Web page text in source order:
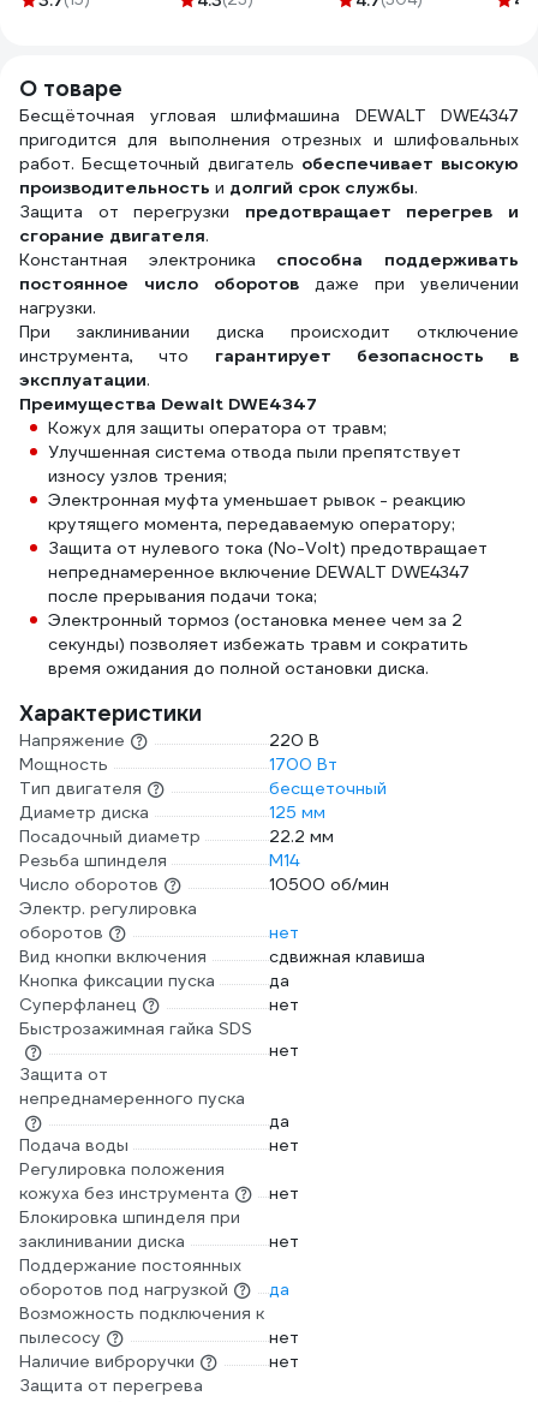
О товаре
Бесщёточная угловая шлифмашина DEWALT DWE4347
пригодится для выполнения отрезных и шлифовальных
работ. Бесщеточный двигатель обеспечивает высокую
производительность и долгий срок службы.
Защита от перегрузки предотвращает перегрев и
сгорание двигателя.
Константная электроника способна поддерживать
постоянное число оборотов даже при увеличении
нагрузки.
При заклинивании диска происходит отключение
инструмента, что гарантирует безопасность в
эксплуатации.
Преимущества Dewalt DWE4347
Кожух для защиты оператора от травм;
Улучшенная система отвода пыли препятствует
износу узлов трения;
Электронная муфта уменьшает рывок - реакцию
крутящего момента, передаваемую оператору;
Защита от нулевого тока (No-Volt) предотвращает
непреднамеренное включение DEWALT DWE4347
после прерывания подачи тока;
Электронный тормоз (остановка менее чем за 2
секунды) позволяет избежать травм и сократить
время ожидания до полной остановки диска.
Характеристики
Напряжение
220 В
Мощность
1700 Вт
Тип двигателя
бесщеточный
Диаметр диска
125 мм
Посадочный диаметр
22.2 мм
Резьба шпинделя
М14
Число оборотов
10500 об/мин
Электр. регулировка
оборотов
нет
Вид кнопки включения
сдвижная клавиша
Кнопка фиксации пуска
да
Суперфланец
нет
Быстрозажимная гайка SDS
нет
Защита от
непреднамеренного пуска
да
Подача воды
нет
Регулировка положения
кожуха без инструмента
нет
Блокировка шпинделя при
заклинивании диска
нет
Поддержание постоянных
оборотов под нагрузкой
да
Возможность подключения к
пылесосу
нет
Наличие виброручки
нет
Защита от перегрева